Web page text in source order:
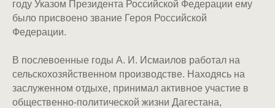
году Указом Президента Российской Федерации ему
было присвоено звание Героя Российской
Федерации.
В послевоенные годы А. И. Исмаилов работал на
сельскохозяйственном производстве. Находясь на
заслуженном отдыхе, принимал активное участие в
общественно-политической жизни Дагестана,